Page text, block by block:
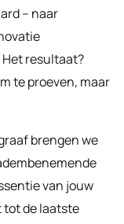
– naar
resultaat?
te proeven, maar
brengen we
van jouw
tot de laatste